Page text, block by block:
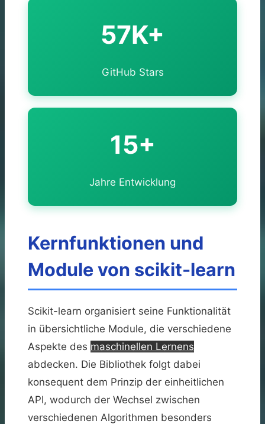
57K+
GitHub Stars
15+
Jahre Entwicklung
Kernfunktionen und
Module von scikit-learn
Scikit-learn organisiert seine Funktionalität
in übersichtliche Module, die verschiedene
Aspekte des maschinellen Lernens
abdecken. Die Bibliothek folgt dabei
konsequent dem Prinzip der einheitlichen
API, wodurch der Wechsel zwischen
verschiedenen Algorithmen besonders